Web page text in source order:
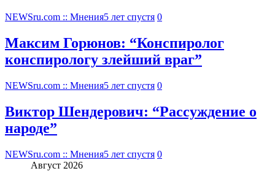
NEWSru.com :: Мнения5 лет спустя 0
Максим Горюнов: “Конспиролог
конспирологу злейший враг”
NEWSru.com :: Мнения5 лет спустя 0
Виктор Шендерович: “Рассуждение о
народе”
NEWSru.com :: Мнения5 лет спустя 0
Август 2026